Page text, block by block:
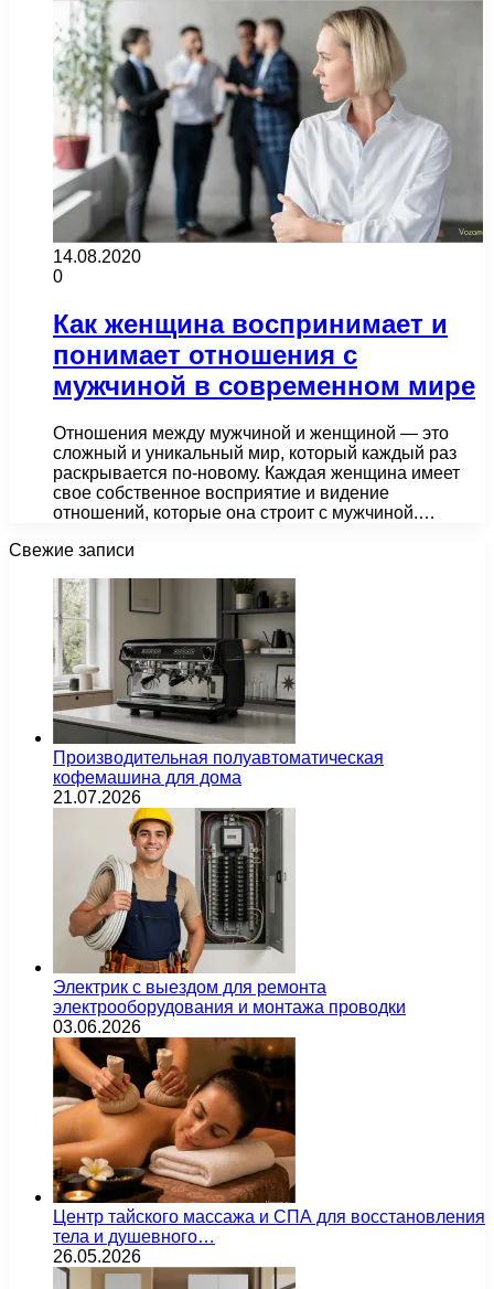
14.08.2020
0
Как женщина воспринимает и
понимает отношения с
мужчиной в современном мире
Отношения между мужчиной и женщиной — это
сложный и уникальный мир, который каждый раз
раскрывается по-новому. Каждая женщина имеет
свое собственное восприятие и видение
отношений, которые она строит с мужчиной.…
Свежие записи
Производительная полуавтоматическая
кофемашина для дома
21.07.2026
Электрик с выездом для ремонта
электрооборудования и монтажа проводки
03.06.2026
Центр тайского массажа и СПА для восстановления
тела и душевного…
26.05.2026